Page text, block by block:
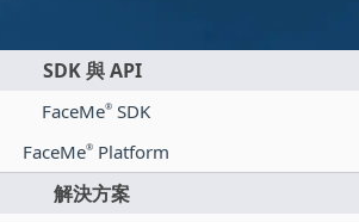
SDK 與 API
FaceMe®SDK
FaceMe®Platform
解決方案